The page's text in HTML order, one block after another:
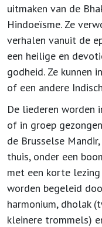
uitmaken van de
Hindoeïsme. Ze
verhalen vanuit de
een heilige en
godheid. Ze kunnen
of een andere
De liederen worden
of in groep
de Brusselse
thuis, onder een
met een korte
worden begeleid
harmonium, dholak
kleinere trommels)